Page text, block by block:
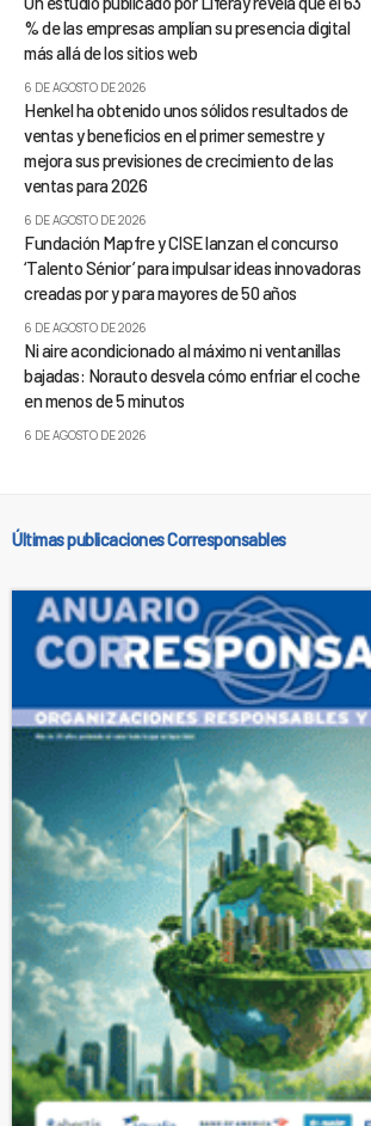
% de las empresas amplían su presencia digital
más allá de los sitios web
6 DE AGOSTO DE 2026
Henkel ha obtenido unos sólidos resultados de
ventas y beneficios en el primer semestre y
mejora sus previsiones de crecimiento de las
ventas para 2026
6 DE AGOSTO DE 2026
Fundación Mapfre y CISE lanzan el concurso
‘Talento Sénior’ para impulsar ideas innovadoras
creadas por y para mayores de 50 años
6 DE AGOSTO DE 2026
Ni aire acondicionado al máximo ni ventanillas
bajadas: Norauto desvela cómo enfriar el coche
en menos de 5 minutos
6 DE AGOSTO DE 2026
Últimas publicaciones Corresponsables